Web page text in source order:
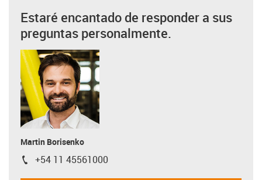
Estaré encantado de responder a sus
preguntas personalmente.
Martin Borisenko
igus-icon-phone
+54 11 45561000